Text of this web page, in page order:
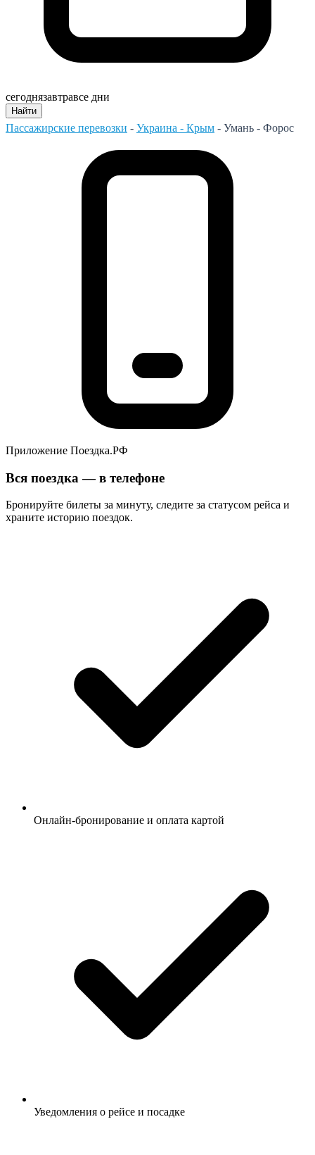
сегоднязавтравсе дни
Найти
Пассажирские перевозки - Украина - Крым - Умань - Форос
Приложение Поездка.РФ
Вся поездка — в телефоне
Бронируйте билеты за минуту, следите за статусом рейса и
храните историю поездок.
Онлайн-бронирование и оплата картой
Уведомления о рейсе и посадке